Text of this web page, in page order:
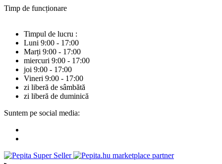
Timp de funcționare
Timpul de lucru :
Luni 9:00 - 17:00
Marți 9:00 - 17:00
miercuri 9:00 - 17:00
joi 9:00 - 17:00
Vineri 9:00 - 17:00
zi liberă de sâmbătă
zi liberă de duminică
Suntem pe social media:
marketplace partner